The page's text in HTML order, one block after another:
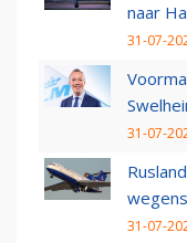
naar
31-07-
31-07-
31-07-